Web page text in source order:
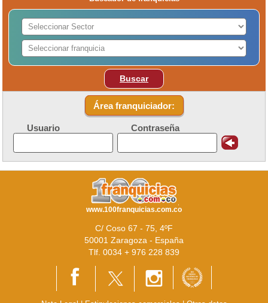
Buscar
Área franquiciador:
Usuario Contraseña
www.100franquicias.com.co
C/ Coso 67 - 75, 4ºF
50001 Zaragoza - España
Tlf. 0034 + 976 228 839